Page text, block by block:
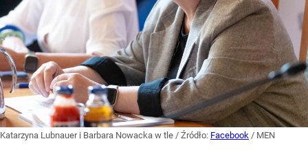
Katarzyna Lubnauer i Barbara Nowacka w tle / Źródło: Facebook / MEN